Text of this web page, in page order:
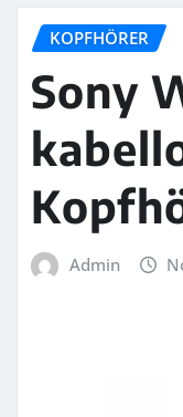
KOPFHÖRER
Sony
Admin